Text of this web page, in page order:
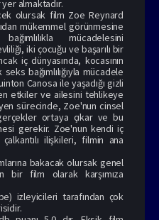
almaktadır.
olursak film Zoe Reynard
mükemmel görünmesine
mücadelesini
iki çocuğu ve başarılı bir
iç dünyasında, kocasının
bağımlılığıyla mücadele
Canosa ile yaşadığı gizli
etkiler ve ailesini tehlikeye
sürecinde, Zoe'nun cinsel
gerçekler ortaya çıkar ve bu
gerekir. Zoe'nun kendi iç
ilişkileri, filmin ana
bakacak olursak genel
bir film olarak karşımıza
izleyicileri tarafından çok